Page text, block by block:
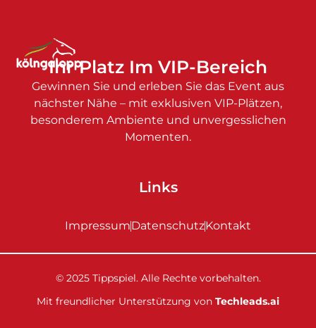
Ihr Platz Im VIP-Bereich
Gewinnen Sie und erleben Sie das Event aus
nächster Nähe – mit exklusiven VIP-Plätzen,
besonderem Ambiente und unvergesslichen
Momenten.
Links
ImpressumDatenschutzKontakt
© 2025 Tippspiel. Alle Rechte vorbehalten.
Mit freundlicher Unterstützung von Techleads.ai